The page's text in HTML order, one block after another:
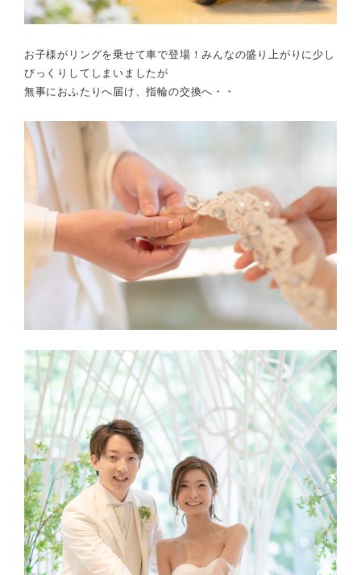
お子様がリングを乗せて車で登場！みんなの盛り上がりに少し
びっくりしてしまいましたが
無事におふたりへ届け、指輪の交換へ・・